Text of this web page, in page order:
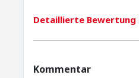
Detaillierte Bewertung
Kommentar